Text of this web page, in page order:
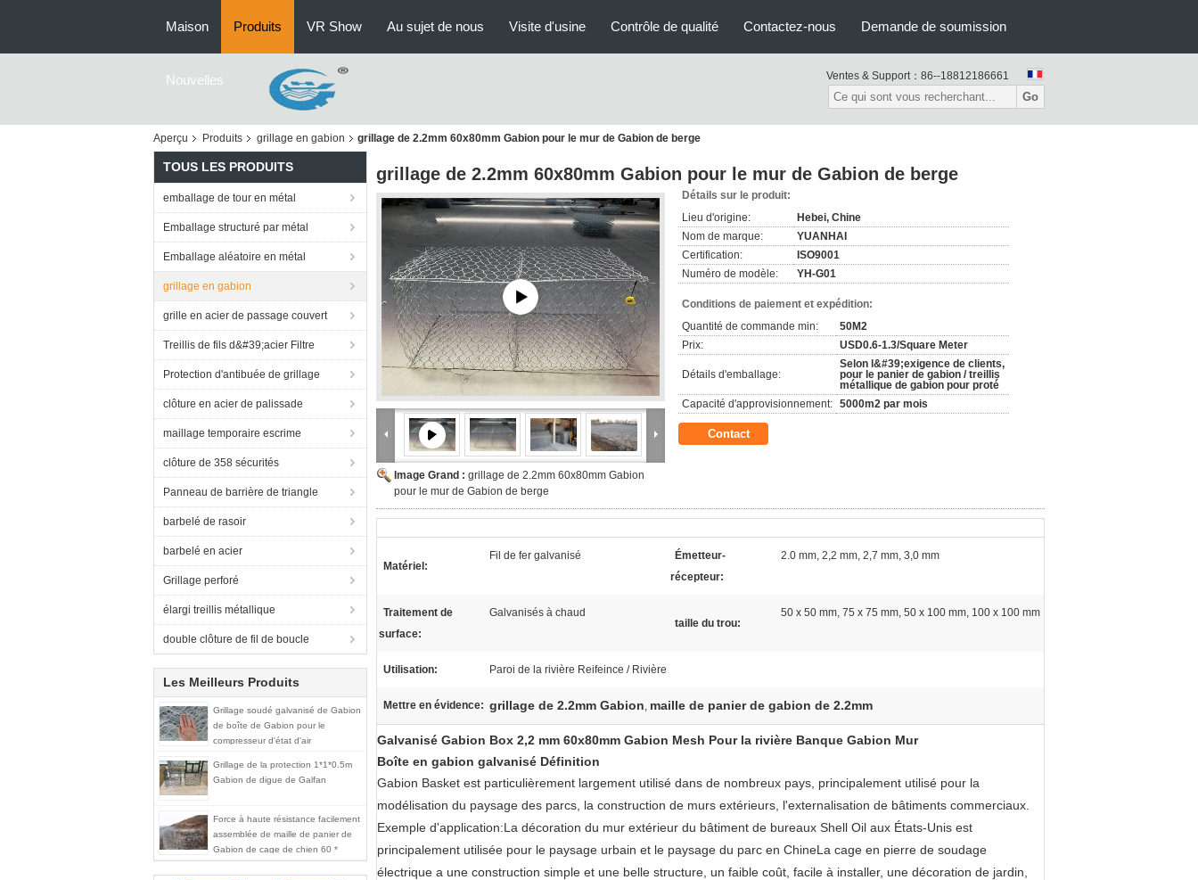
Maison Produits VR Show Au sujet de nous Visite d'usine Contrôle de qualité Contactez-nous Demande de soumission
Nouvelles Ventes & Support： 86--18812186661
Go
Aperçu Produits grillage en gabion grillage de 2.2mm 60x80mm Gabion pour le mur de Gabion de berge
TOUS LES PRODUITS
emballage de tour en métal
Emballage structuré par métal
Emballage aléatoire en métal
grillage en gabion
grille en acier de passage couvert
Treillis de fils d&#39;acier Filtre
Protection d'antibuée de grillage
clôture en acier de palissade
maillage temporaire escrime
clôture de 358 sécurités
Panneau de barrière de triangle
barbelé de rasoir
barbelé en acier
Grillage perforé
élargi treillis métallique
double clôture de fil de boucle
Les Meilleurs Produits
Grillage soudé galvanisé de Gabion
de boîte de Gabion pour le
compresseur d'état d'air
Grillage de la protection 1*1*0.5m
Gabion de digue de Galfan
Force à haute résistance facilement
assemblée de maille de panier de
Gabion de cage de chien 60 *
80mm
grillage de 2.2mm 60x80mm Gabion pour le mur de Gabion de berge
Image Grand : grillage de 2.2mm 60x80mm Gabion
pour le mur de Gabion de berge
Détails sur le produit:
Lieu d'origine:
Hebei, Chine
Nom de marque:
YUANHAI
Certification:
ISO9001
Numéro de modèle:
YH-G01
Conditions de paiement et expédition:
Quantité de commande min:
50M2
Prix:
USD0.6-1.3/Square Meter
Détails d'emballage:
Selon l&#39;exigence de clients,
pour le panier de gabion / treillis
métallique de gabion pour proté
Capacité d'approvisionnement: 5000m2 par mois
Contact
Matériel:
Fil de fer galvanisé
Émetteur-
récepteur:
2.0 mm, 2,2 mm, 2,7 mm, 3,0 mm
Traitement de
surface:
Galvanisés à chaud
taille du trou:
50 x 50 mm, 75 x 75 mm, 50 x 100 mm, 100 x 100 mm
Utilisation: Paroi de la rivière Reifeince / Rivière
Mettre en évidence: grillage de 2.2mm Gabion, maille de panier de gabion de 2.2mm
Galvanisé Gabion Box 2,2 mm 60x80mm Gabion Mesh Pour la rivière Banque Gabion Mur
Boîte en gabion galvanisé Définition
Gabion Basket est particulièrement largement utilisé dans de nombreux pays, principalement utilisé pour la
modélisation du paysage des parcs, la construction de murs extérieurs, l'externalisation de bâtiments commerciaux.
Exemple d'application:La décoration du mur extérieur du bâtiment de bureaux Shell Oil aux États-Unis est
principalement utilisée pour le paysage urbain et le paysage du parc en ChineLa cage en pierre de soudage
électrique a une construction simple et une belle structure, un faible coût, facile à installer, une décoration de jardin,